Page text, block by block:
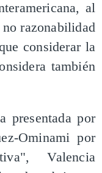
al
razonabilidad
considerar la
también
presentada por
Ominami por
Valencia